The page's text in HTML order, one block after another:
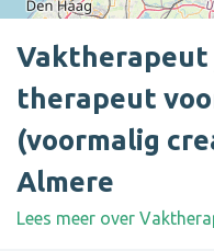
therapeut
(voormalig
Almere
Lees meer over